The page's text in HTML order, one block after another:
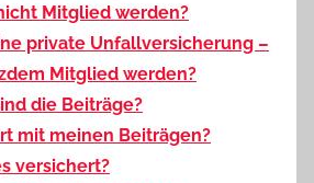
Mitglied werden?
private Unfallversicherung –
Mitglied werden?
die Beiträge?
mit meinen Beiträgen?
versichert?